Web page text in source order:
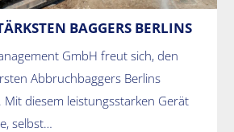
BAGGERS BERLINS
GmbH freut sich, den
Abbruchbaggers Berlins
diesem leistungsstarken Gerät
selbst…